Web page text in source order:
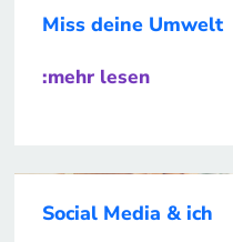
Miss deine Umwelt
:mehr lesen
Social Media & ich